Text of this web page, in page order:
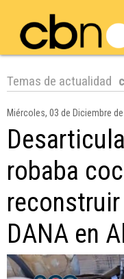
Temas de actualidad
Miércoles, 03 de Diciembre
robaba
DANA en